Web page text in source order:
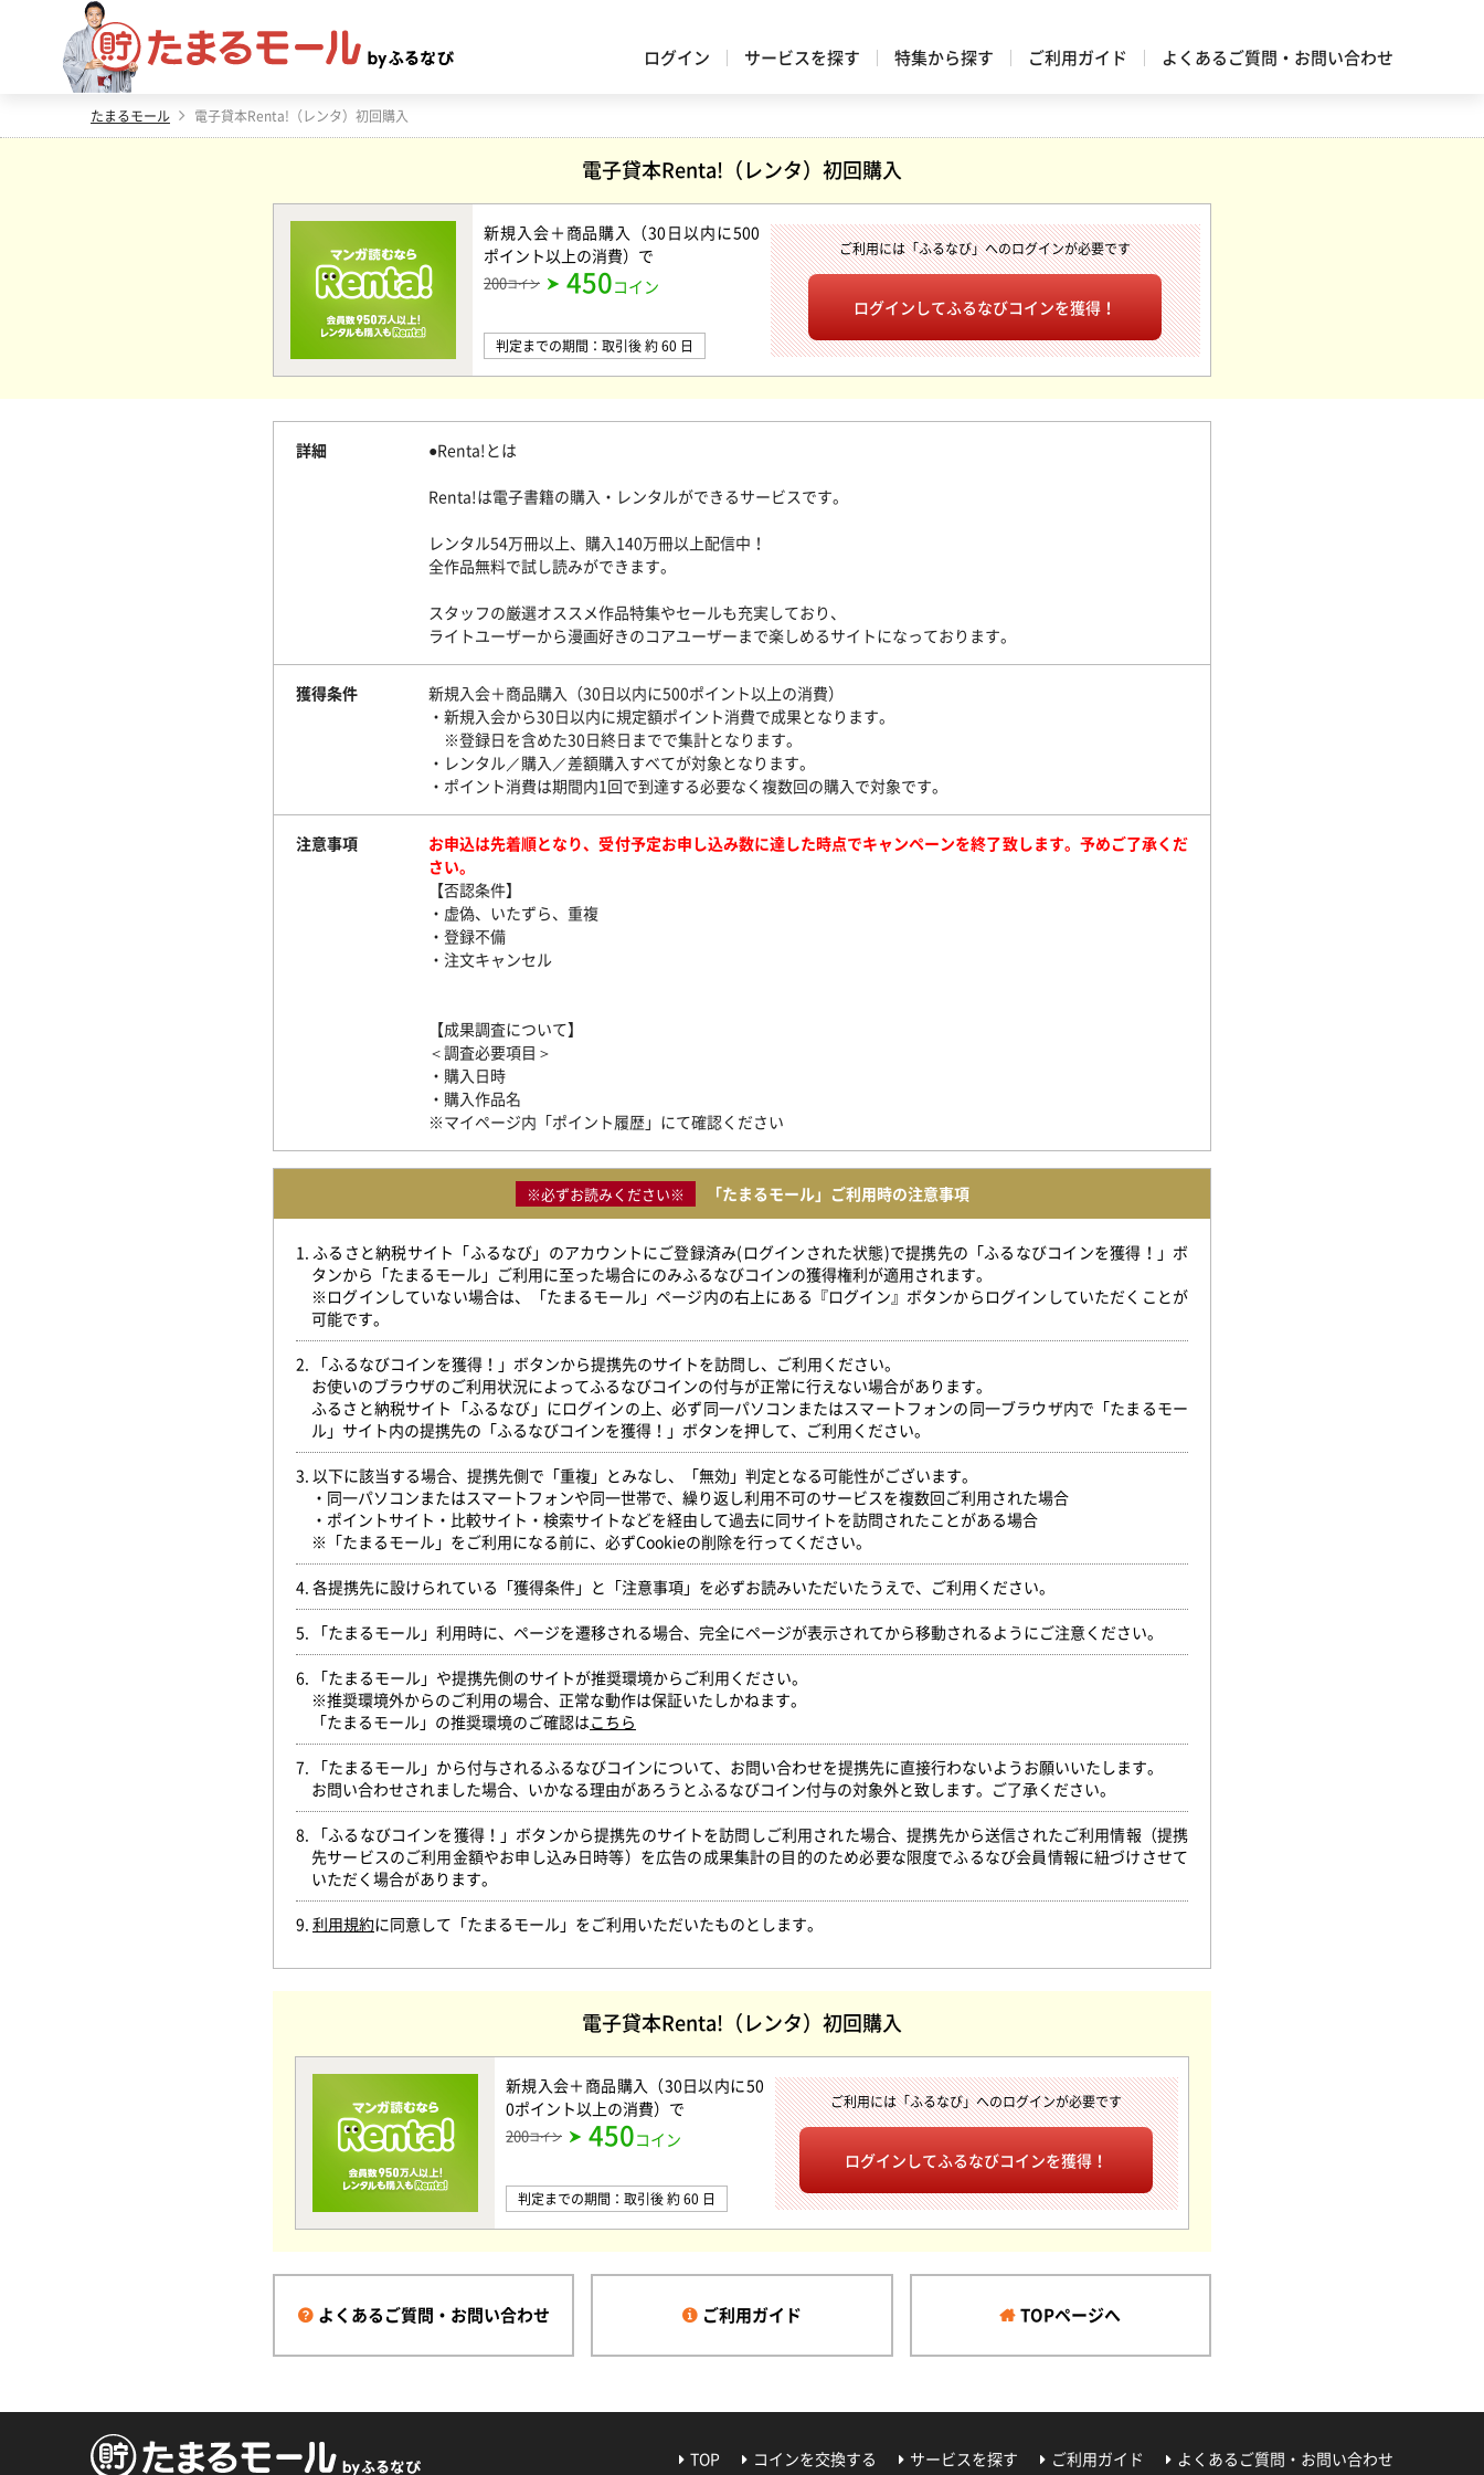
ログイン サービスを探す 特集から探す ご利用ガイド よくあるご質問・お問い合わせ
たまるモール 電子貸本Renta!（レンタ）初回購入
電子貸本Renta!（レンタ）初回購入
新規入会＋商品購入（30日以内に500
ポイント以上の消費） で
200コイン 450コイン
判定までの期間：取引後 約 60 日
ご利用には「ふるなび」へのログインが必要です
ログインしてふるなびコインを獲得！
詳細 ●Renta!とは
Renta!は電子書籍の購入・レンタルができるサービスです。
レンタル54万冊以上、購入140万冊以上配信中！
全作品無料で試し読みができます。
スタッフの厳選オススメ作品特集やセールも充実しており、
ライトユーザーから漫画好きのコアユーザーまで楽しめるサイトになっております。
獲得条件
新規入会＋商品購入（30日以内に500ポイント以上の消費）
・新規入会から30日以内に規定額ポイント消費で成果となります。
※登録日を含めた30日終日までで集計となります。
・レンタル／購入／差額購入すべてが対象となります。
・ポイント消費は期間内1回で到達する必要なく複数回の購入で対象です。
注意事項
お申込は先着順となり、受付予定お申し込み数に達した時点でキャンペーンを終了致します。予めご了承くだ
さい。
【否認条件】
・虚偽、いたずら、重複
・登録不備
・注文キャンセル
【成果調査について】
＜調査必要項目＞
・購入日時
・購入作品名
※マイページ内「ポイント履歴」にて確認ください
※必ずお読みください※ 「たまるモール」ご利用時の注意事項
1. ふるさと納税サイト「ふるなび」のアカウントにご登録済み(ログインされた状態)で提携先の「ふるなびコインを獲得！」ボ
タンから「たまるモール」ご利用に至った場合にのみふるなびコインの獲得権利が適用されます。
※ログインしていない場合は、「たまるモール」ページ内の右上にある『ログイン』ボタンからログインしていただくことが
可能です。
2. 「ふるなびコインを獲得！」ボタンから提携先のサイトを訪問し、ご利用ください。
お使いのブラウザのご利用状況によってふるなびコインの付与が正常に行えない場合があります。
ふるさと納税サイト「ふるなび」にログインの上、必ず同一パソコンまたはスマートフォンの同一ブラウザ内で「たまるモー
ル」サイト内の提携先の「ふるなびコインを獲得！」ボタンを押して、ご利用ください。
3. 以下に該当する場合、提携先側で「重複」とみなし、「無効」判定となる可能性がございます。
・同一パソコンまたはスマートフォンや同一世帯で、繰り返し利用不可のサービスを複数回ご利用された場合
・ポイントサイト・比較サイト・検索サイトなどを経由して過去に同サイトを訪問されたことがある場合
※「たまるモール」をご利用になる前に、必ずCookieの削除を行ってください。
4. 各提携先に設けられている「獲得条件」と「注意事項」を必ずお読みいただいたうえで、ご利用ください。
5. 「たまるモール」利用時に、ページを遷移される場合、完全にページが表示されてから移動されるようにご注意ください。
6. 「たまるモール」や提携先側のサイトが推奨環境からご利用ください。
※推奨環境外からのご利用の場合、正常な動作は保証いたしかねます。
「たまるモール」の推奨環境のご確認はこちら
7. 「たまるモール」から付与されるふるなびコインについて、お問い合わせを提携先に直接行わないようお願いいたします。
お問い合わせされました場合、いかなる理由があろうとふるなびコイン付与の対象外と致します。ご了承ください。
8. 「ふるなびコインを獲得！」ボタンから提携先のサイトを訪問しご利用された場合、提携先から送信されたご利用情報（提携
先サービスのご利用金額やお申し込み日時等）を広告の成果集計の目的のため必要な限度でふるなび会員情報に紐づけさせて
いただく場合があります。
9. 利用規約に同意して「たまるモール」をご利用いただいたものとします。
電子貸本Renta!（レンタ）初回購入
新規入会＋商品購入（30日以内に50
0ポイント以上の消費） で
200コイン 450コイン
判定までの期間：取引後 約 60 日
ご利用には「ふるなび」へのログインが必要です
ログインしてふるなびコインを獲得！
よくあるご質問・お問い合わせ ご利用ガイド TOPページへ
TOP コインを交換する サービスを探す ご利用ガイド よくあるご質問・お問い合わせ